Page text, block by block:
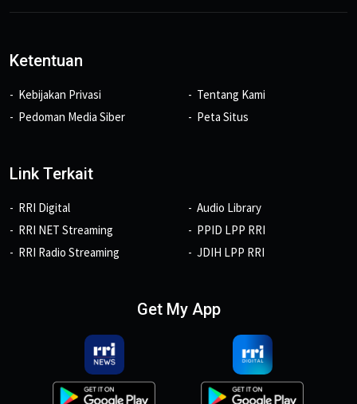
Ketentuan
Kebijakan Privasi
Pedoman Media Siber
Tentang Kami
Peta Situs
Link Terkait
RRI Digital
RRI NET Streaming
RRI Radio Streaming
Audio Library
PPID LPP RRI
JDIH LPP RRI
Get My App